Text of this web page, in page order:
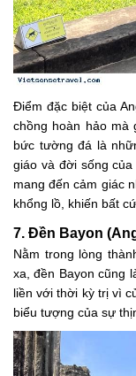
Điểm đặc biệt của
chồng hoàn hảo mà
bức tường đá là
giáo và đời sống
mang đến cảm giác
khổng lồ, khiến bất
7. Đền Bayon
Nằm trong lòng
xa, đền Bayon cũng
liền với thời kỳ trị vì
biểu tượng của sự